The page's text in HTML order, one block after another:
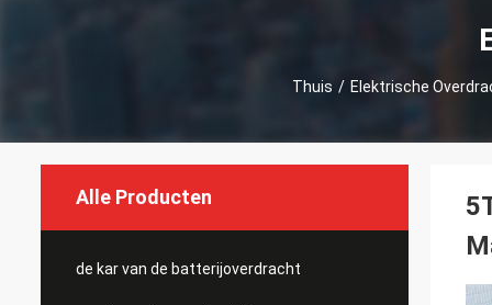
Thuis / Elektrische
Alle Producten
de kar van de batterijoverdracht